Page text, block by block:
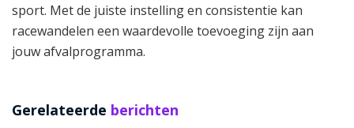
sport. Met de juiste instelling en consistentie kan
racewandelen een waardevolle toevoeging zijn aan
jouw afvalprogramma.
Gerelateerde berichten